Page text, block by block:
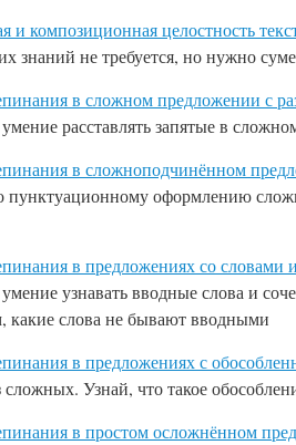
и композиционная целостность
знаний не требуется, но нужно
в сложном предложении с
умение расставлять запятые в
в сложноподчинённом
пунктуационному оформлению
в предложениях со
умение узнавать вводные слова и
какие слова не бывают вводными
в предложениях с
Узнай, что такое
в простом осложнённом